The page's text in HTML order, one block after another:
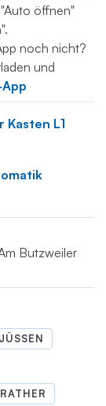
öffnen"
noch nicht?
und
Kasten L1
Butzweiler
JÜSSEN